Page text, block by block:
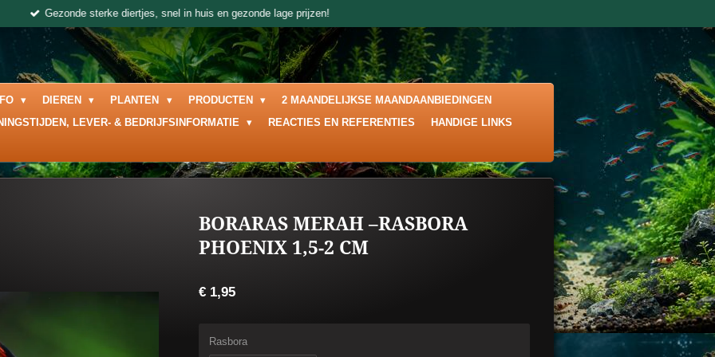
Gezonde sterke diertjes, snel in huis en gezonde lage prijzen!
DIEREN PLANTEN PRODUCTEN
2 MAANDELIJKSE MAANDAANBIEDINGEN
LEVER- & BEDRIJFSINFORMATIE REACTIES EN REFERENTIES HANDIGE LINKS
BORARAS MERAH –RASBORA
PHOENIX 1,5-2 CM
€ 1,95
Rasbora